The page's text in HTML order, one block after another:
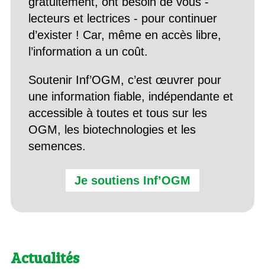
lecteurs et lectrices - pour continuer
d’exister ! Car, même en accès libre,
l’information a un coût.
Soutenir Inf’OGM, c’est œuvrer pour
une information fiable, indépendante et
accessible à toutes et tous sur les
OGM, les biotechnologies et les
semences.
Je soutiens Inf’OGM
Actualités